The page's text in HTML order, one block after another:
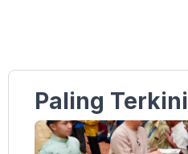
Paling Terkini